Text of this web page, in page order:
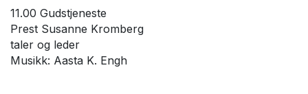
11.00 Gudstjeneste
Prest Susanne Kromberg
taler og leder
Musikk: Aasta K. Engh